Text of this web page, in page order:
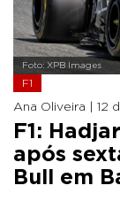
Foto: XPB Images
F1
Ana Oliveira | 12
F1:
após
Bull em